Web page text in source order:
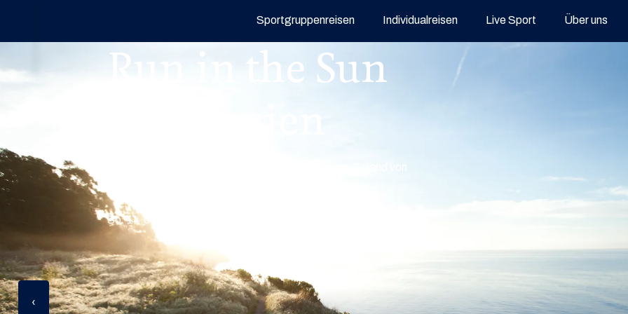
Sportgruppenreisen Individualreisen Live Sport Über uns
‹
Run in the Sun
So. 14.03. - So. 21.03.2027